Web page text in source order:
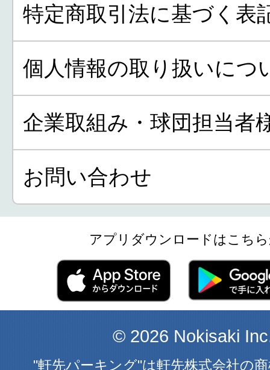
特定商取引法に基づく表
個人情報の取り扱いにつ
企業取組み・球団担当者
お問い合わせ
アプリダウンロードはこち
© 2026 Nokisaki
"軒先パーキング"は軒先株式会社の